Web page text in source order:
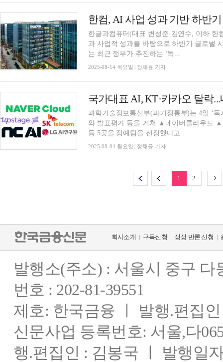
한컴, AI 사업 성과 기반 하반
한글과컴퓨터(대표 변성준·김연수, 이하
과 사업적 성과를 바탕으로 하반기 글로벌
는 최근 정부가 추진하는 ‘독...
2025-08-14 목요일 | 정채윤 기자
과학기술정보통신부(과기정통부)는 4일 ‘
와 발표평가 등을 거쳐 ▲네이버클라우드
등 5곳을 정예팀을 선정했다고...
2025-08-04 월요일 | 정채윤 기자
1 2
회사소개 구독신청 정정·반론 신청
발행소(주소) : 서울시 중구
번호 : 202-81-39551
제호: 한국금융 ㅣ 발행.편집
신문사업 등록번호: 서울,다
행.편집인 : 김봉국 ㅣ 발행일